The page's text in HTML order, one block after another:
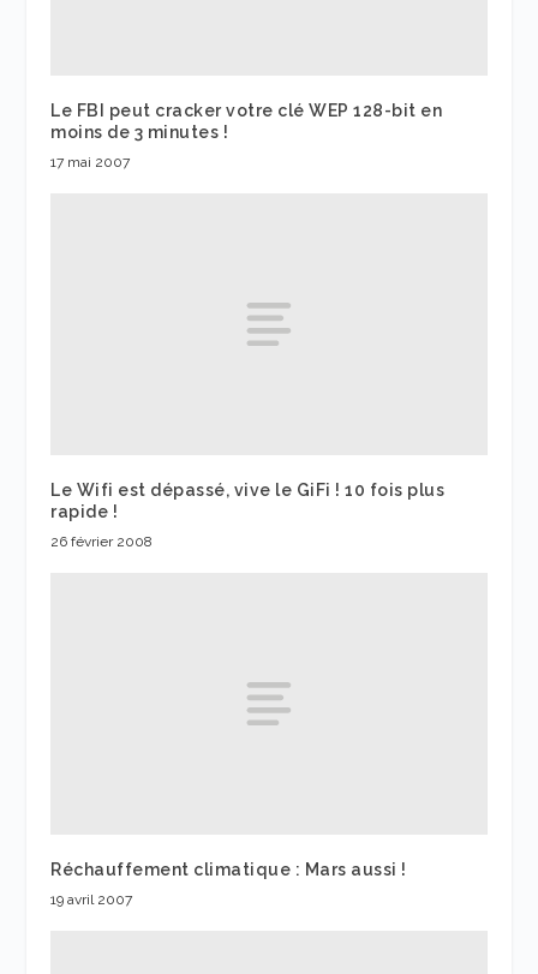
Le FBI peut cracker votre clé WEP 128-bit en
moins de 3 minutes !
17 mai 2007
Le Wifi est dépassé, vive le GiFi ! 10 fois plus
rapide !
26 février 2008
Réchauffement climatique : Mars aussi !
19 avril 2007